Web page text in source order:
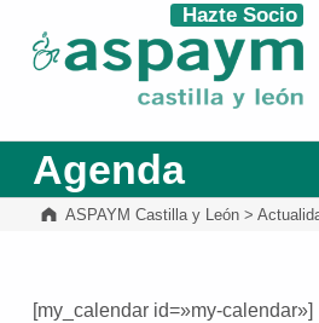
ASPAYM Castilla y León
Hazte Socio
Agenda
ASPAYM Castilla y León>
[my_calendar id=»my-calendar»]